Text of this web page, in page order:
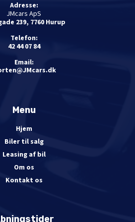
Adresse:
JMcars ApS
239, 7760 Hurup
Telefon:
42 44 07 84
Email:
Menu
Hjem
Biler til salg
Leasing af bil
Om os
Kontakt os